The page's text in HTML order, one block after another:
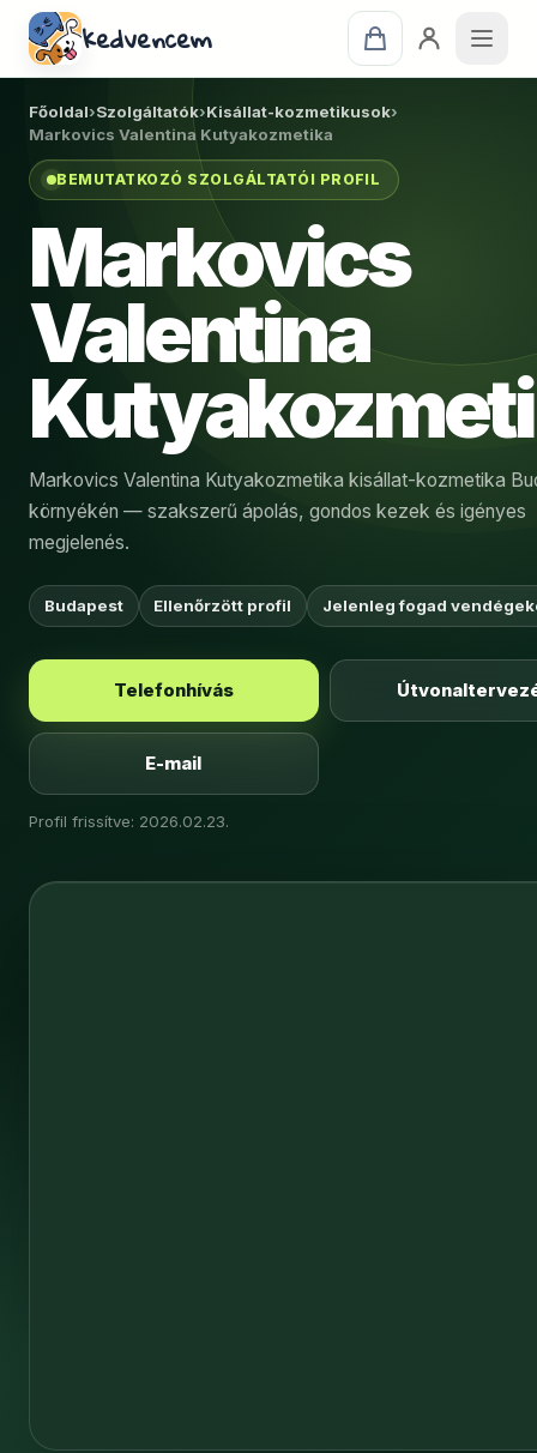
kedvencem
Főoldal›Szolgáltatók›Kisállat-kozmetikusok›
Markovics Valentina Kutyakozmetika
BEMUTATKOZÓ SZOLGÁLTATÓI PROFIL
Markovics
Valentina
Markovics Valentina Kutyakozmetika kisállat-kozmetika
környékén — szakszerű ápolás, gondos kezek és igényes
megjelenés.
Budapest Ellenőrzött profil Jelenleg fogad
Telefonhívás
E-mail
Profil frissítve: 2026.02.23.